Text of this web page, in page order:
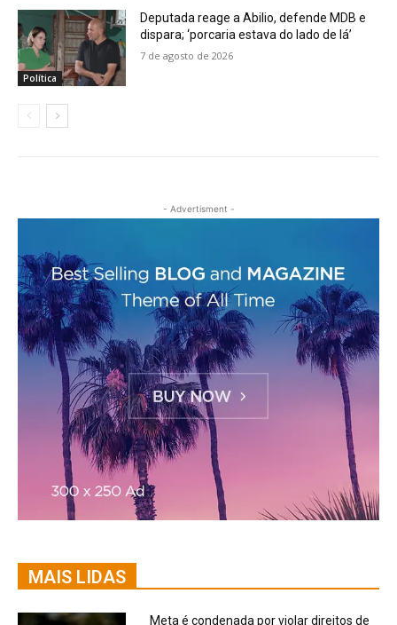
Política
Deputada reage a Abilio, defende MDB e
dispara; ‘porcaria estava do lado de lá’
7 de agosto de 2026
- Advertisment -
MAIS LIDAS
Meta é condenada por violar direitos de